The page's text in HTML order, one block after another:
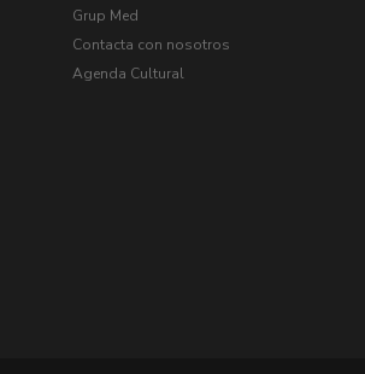
Grup Med
Contacta con nosotros
Agenda Cultural